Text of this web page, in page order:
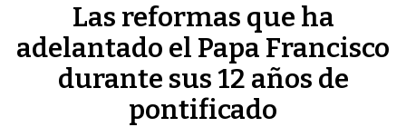
Las reformas que ha
adelantado el Papa Francisco
durante sus 12 años de
pontificado